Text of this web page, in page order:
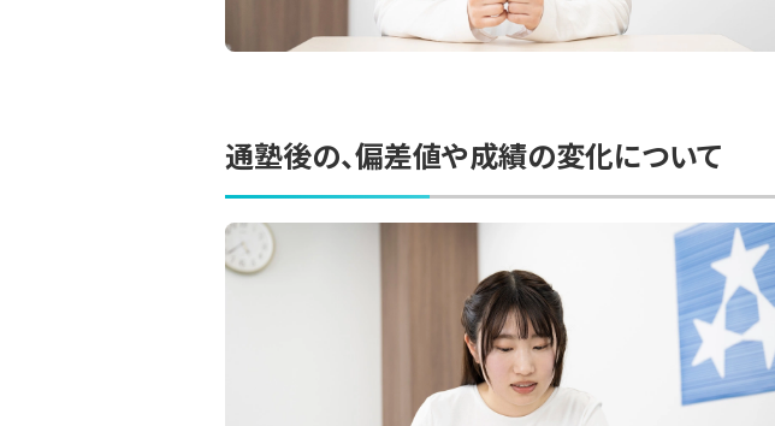
通塾後の、偏差値や成績の変化について